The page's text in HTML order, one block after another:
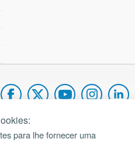
Paulo II
para lhe fornecer uma